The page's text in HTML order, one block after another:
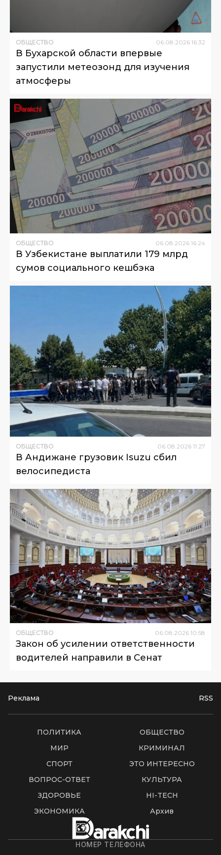
ОБЩЕСТВО 06.08.2026 16:32
В Бухарской области впервые
запустили метеозонд для изучения
атмосферы
ОБЩЕСТВО 06 08 2026 16:24
В Узбекистане выплатили 179 млрд
сумов социального кешбэка
ОБЩЕСТВО 06 08 2026 11:27
В Андижане грузовик Isuzu сбил
велосипедиста
ОБЩЕСТВО 06.08.2026 10:58
Закон об усилении ответственности
водителей направили в Сенат
Реклама RSS
ПОЛИТИКА
ОБЩЕСТВО
МИР
КРИМИНАЛ
СПОРТ
ЭТО ИНТЕРЕСНО
ВОПРОС-ОТВЕТ
КУЛЬТУРА
ЗДОРОВЬЕ
HI-TECH
ЭКОНОМИКА
Архив
НОМЕР ТЕЛЕФОНА